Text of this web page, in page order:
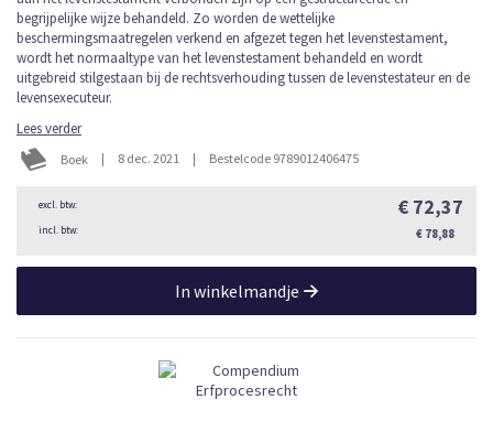
begrijpelijke wijze behandeld. Zo worden de wettelijke
beschermingsmaatregelen verkend en afgezet tegen het levenstestament,
wordt het normaaltype van het levenstestament behandeld en wordt
uitgebreid stilgestaan bij de rechtsverhouding tussen de levenstestateur en de
levensexecuteur.
Lees verder
Boek | 8 dec. 2021 | Bestelcode 9789012406475
€ 72,37
€ 78,88
In winkelmandje